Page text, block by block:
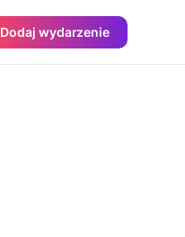
Dodaj wydarzenie